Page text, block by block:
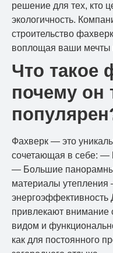
решение для тех, кто
экологичность.
строительство
воплощая ваши мечты
Что такое
почему он
Фахверк — это
сочетающая в себе: —
— Большие
материалы утепления
привлекают
видом и
как для постоянного